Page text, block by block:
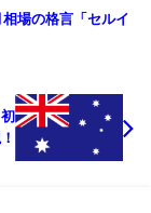
相場の格言「セルイ